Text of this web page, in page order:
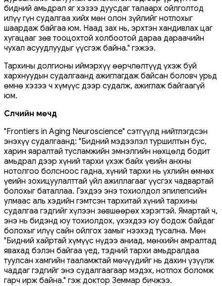
бидний амьдрал яг хэзээ дуусдаг талаарх ойлголтод
илүү гүн судалгаа хийх мөн олон зүйлийг нотлохыг
шаардаж байгаа юм. Наад зах нь, эрхтэн хандивлах цаг
хугацааг зөв тооцохтой холбоотой дараа дараачийн
чухал асуудлуудыг үүсгэж байна." гэжээ.
Тархины долгионы иймэрхүү өөрчлөлтүүд үхэж буй
хархнуудын судалгаанд ажиглагдаж байсан боловч урьд
өмнө хэзээ ч хүмүүс дээр судалж, ажиглаж байгаагүй
юм.
Сүүлчийн мөчүүд
"Frontiers in Aging Neuroscience" сэтгүүлд нийтлэгдсэн
энэхүү судалгаанд: "Бидний мэдээлэл туршилтын бус,
харин яаралтай тусламжийн эмнэлгийн нөхцөлд бодит
амьдрал дээр хүний ​​тархи үхэж байх үеийн анхны
нотолгоо болсноос гадна, хүний ​​тархи нь үхлийн өмнөх
үеийн зохицуулалттай үйл ажиллагааг үүсгэх чадвартай
болохыг баталлаа. Гэхдээ энэ тохиолдол эпилепсийн
улмаас аль хэдийн гэмтсэн тархитай хүний тархины
судалгаа гэдгийг хүлээн зөвшөөрөх хэрэгтэй. Ямартай ч,
энэ нь бидэнд юу тохиолдох, үхэхдээ юу бодож байдаг
болохыг илүү сайн ойлгох замыг нээхэд тусална. Мөн
"Бидний хайртай хүмүүс нүдээ аниад, мөнхийн амралтад
явахад бэлэн байгаа үед, тэдний тархи амьдралдаа
туулсан хамгийн тааламжтай мөчүүдийг нь дахин үзүүлж
чаддаг гэдгийг энэ судалгаагаар мэдэх, нотлох боломж
гарч ирж байна." гэж доктор Земмар бичжээ.